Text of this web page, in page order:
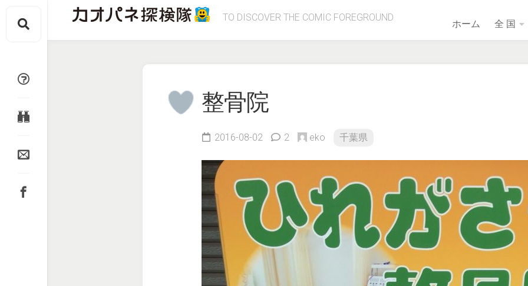
content
TO DISCOVER THE COMIC FOREGROUND
ホーム 全 国
整骨院
2016-08-02 2 eko 千葉県